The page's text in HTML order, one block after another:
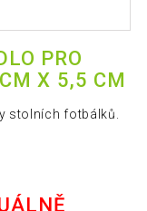
PRO
X 5,5 CM
stolních fotbálků.